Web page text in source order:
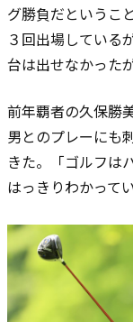
グ勝負だというこ
３回出場している
台は出せなかった
前年覇者の久保勝
男とのプレーにも
きた。「ゴルフは
はっきりわかって